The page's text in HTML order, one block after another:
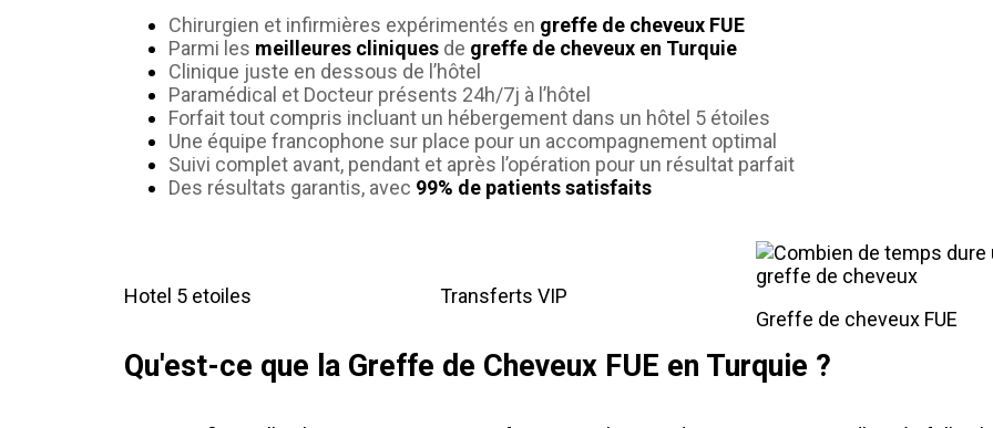
Chirurgien et infirmières expérimentés en greffe de cheveux FUE
Parmi les meilleures cliniques de greffe de cheveux en Turquie
Clinique juste en dessous de l’hôtel
Paramédical et Docteur présents 24h/7j à l’hôtel
Forfait tout compris incluant un hébergement dans un hôtel 5 étoiles
Une équipe francophone sur place pour un accompagnement optimal
Suivi complet avant, pendant et après l’opération pour un résultat parfait
Des résultats garantis, avec 99% de patients satisfaits
Hotel 5 etoiles
Transferts VIP
Greffe de cheveux FUE
Qu'est-ce que la Greffe de Cheveux FUE en Turquie ?